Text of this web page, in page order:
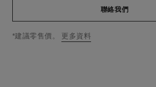
聯絡我們
↩
*建議零售價。 更多資料